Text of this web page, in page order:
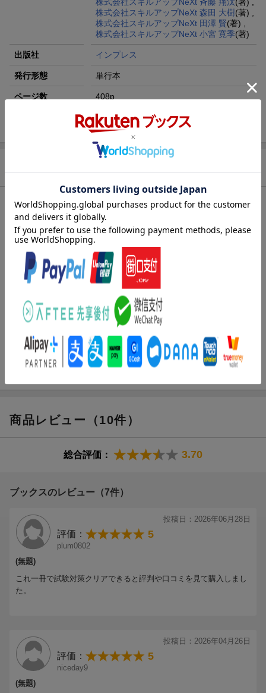
株式会社スキルアップNeXt 森田 大樹(著) ,
株式会社スキルアップNeXt 田澤 賢(著) ,
株式会社スキルアップNeXt 小宮 寛季(著)
出版社 インプレス
発行形態 単行本
ページ数 408p
9784295018988
内容紹介（出版社より）
最新シラバス・出題方式に対応して改訂！
G検定受験者必携問題集の改訂3版が登場！
最新のシラバス・出題形式・出題傾向に沿って全編を書き下ろし
で総入れ替え！わかりやすい解説はそのままに、本書のみで合格
は、実際の試験と同等の出題数による模擬試験「総仕上げ問題」
を収録 。試験直前の実力診断までしっかりサポート！！
▼目次▼
第3章 機械学習の概要
第5章 ディープラーニングの要素技術
第6章 ディープラーニングの応用例
第8章 AIに必要な数理・統計知識
第10章 AI倫理・AIガバナンス
第11章 総仕上げ問題
【30秒で分かる、この本の中身】
─────────────────────────────────
力が身につくよう設計されています。
■ こんな人におすすめ
・AI・ディープラーニングの資格取得を目指す社会人・学生
商品レビュー（10件）
総合評価： 3.70
ブックスのレビュー（7件）
投稿日：2026年06月28日
評価： 5
plum0802
(無題)
これ一冊で試験対策クリアできると評判や口コミを見て購入しまし
た。
投稿日：2026年04月26日
評価： 5
niceday9
(無題)